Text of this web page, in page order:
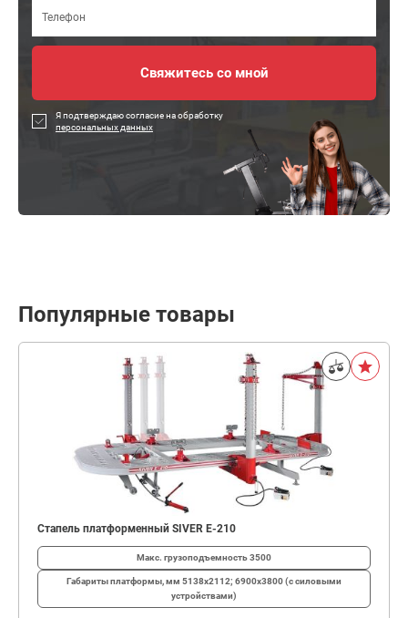
Я подтверждаю согласие на обработку
персональных данных
Популярные товары
Стапель платформенный SIVER E-210
Макс. грузоподъемность3500
Габариты платформы, мм 5138х2112; 6900х3800 (с силовыми
устройствами)